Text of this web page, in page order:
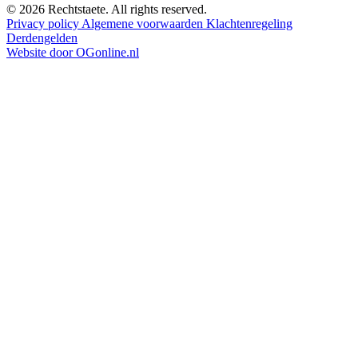
© 2026 Rechtstaete. All rights reserved.
Privacy policy Algemene voorwaarden Klachtenregeling
Derdengelden
Website door OGonline.nl